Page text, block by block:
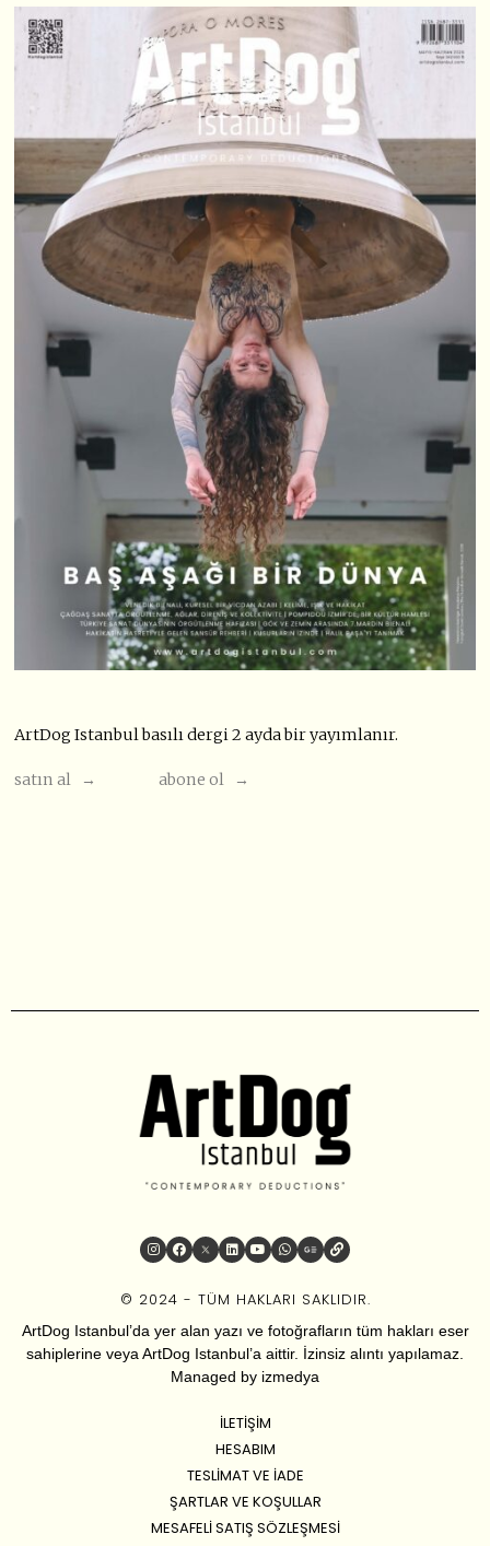
ArtDog Istanbul basılı dergi 2 ayda bir yayımlanır.
satın al → abone ol →
© 2024 - TÜM HAKLARI SAKLIDIR.
ArtDog Istanbul’da yer alan yazı ve fotoğrafların tüm hakları eser
sahiplerine veya ArtDog Istanbul’a aittir. İzinsiz alıntı yapılamaz.
Managed by izmedya
İLETIŞIM
HESABIM
TESLIMAT VE İADE
ŞARTLAR VE KOŞULLAR
MESAFELI SATIŞ SÖZLEŞMESI